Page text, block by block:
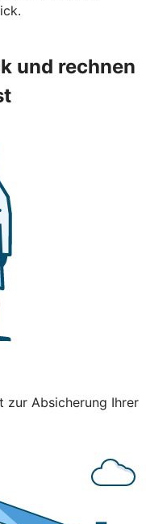
und rechnen
zur Absicherung Ihrer